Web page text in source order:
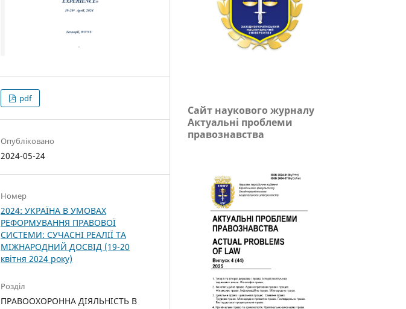
pdf
Опубліковано
2024-05-24
Номер
2024: УКРАЇНА В УМОВАХ
РЕФОРМУВАННЯ ПРАВОВОЇ
СИСТЕМИ: СУЧАСНІ РЕАЛІЇ ТА
МІЖНАРОДНИЙ ДОСВІД (19-20
квітня 2024 року)
Розділ
ПРАВООХОРОННА ДІЯЛЬНІСТЬ В
Сайт наукового журналу
Актуальні проблеми
правознавства